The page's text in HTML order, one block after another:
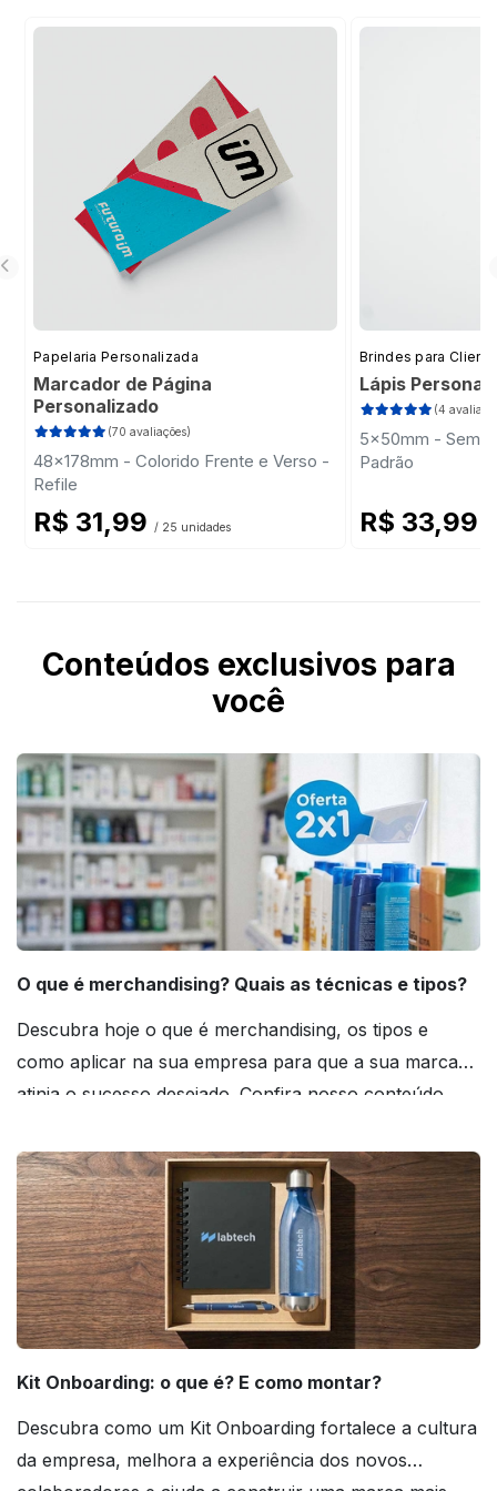
Papelaria Personalizada
Marcador de Página
Personalizado
(70 avaliações)
48x178mm - Colorido Frente e Verso -
Refile
R$ 31,99 / 25 unidades
Brindes para
Lápis
(4
5x50mm - Sem
Padrão
R$ 33,99
Conteúdos exclusivos para
você
O que é merchandising? Quais as técnicas e tipos?
Descubra hoje o que é merchandising, os tipos e
como aplicar na sua empresa para que a sua marca
atinja o sucesso desejado. Confira nosso conteúdo
Kit Onboarding: o que é? E como montar?
Descubra como um Kit Onboarding fortalece a cultura
da empresa, melhora a experiência dos novos